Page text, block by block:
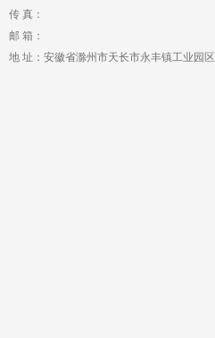
传 真：
邮 箱：
地 址：安徽省滁州市天长市永丰镇工业园区